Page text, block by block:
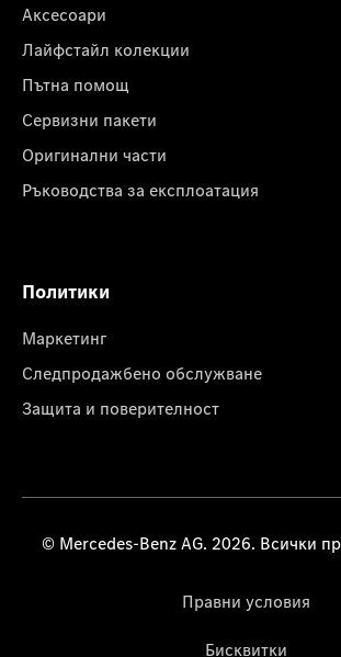
Аксесоари
Лайфстайл колекции
Пътна помощ
Сервизни пакети
Оригинални части
Ръководства за експлоатация
Политики
Маркетинг
Следпродажбено обслужване
Защита и поверителност
© Mercedes-Benz AG. 2026. Всички
Правни условия
Бисквитки